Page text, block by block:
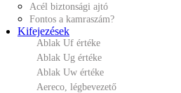
Acél biztonsági ajtó
Fontos a kamraszám?
Kifejezések
Ablak Uf értéke
Ablak Ug értéke
Ablak Uw értéke
Aereco, légbevezető